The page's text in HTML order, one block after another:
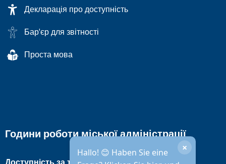
Декларація про доступність
Бар'єр для звітності
Проста мова
Hallo! 😊 Haben Sie eine
×
Години роботи міської адміністрації
Доступність за телефоном